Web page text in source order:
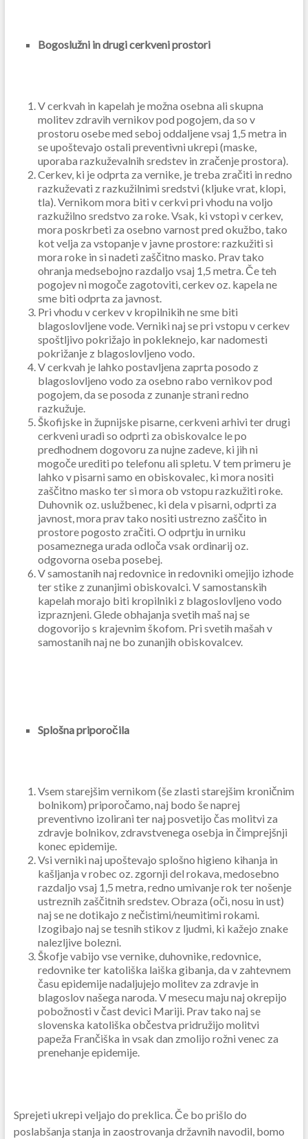
Bogoslužni in drugi cerkveni prostori
V cerkvah in kapelah je možna osebna ali skupna
molitev zdravih vernikov pod pogojem, da so v
prostoru osebe med seboj oddaljene vsaj 1,5 metra in
se upoštevajo ostali preventivni ukrepi (maske,
uporaba razkuževalnih sredstev in zračenje prostora).
Cerkev, ki je odprta za vernike, je treba zračiti in redno
razkuževati z razkužilnimi sredstvi (kljuke vrat, klopi,
tla). Vernikom mora biti v cerkvi pri vhodu na voljo
razkužilno sredstvo za roke. Vsak, ki vstopi v cerkev,
mora poskrbeti za osebno varnost pred okužbo, tako
kot velja za vstopanje v javne prostore: razkužiti si
mora roke in si nadeti zaščitno masko. Prav tako
ohranja medsebojno razdaljo vsaj 1,5 metra. Če teh
pogojev ni mogoče zagotoviti, cerkev oz. kapela ne
sme biti odprta za javnost.
Pri vhodu v cerkev v kropilnikih ne sme biti
blagoslovljene vode. Verniki naj se pri vstopu v cerkev
spoštljivo pokrižajo in pokleknejo, kar nadomesti
pokrižanje z blagoslovljeno vodo.
V cerkvah je lahko postavljena zaprta posodo z
blagoslovljeno vodo za osebno rabo vernikov pod
pogojem, da se posoda z zunanje strani redno
razkužuje.
Škofijske in župnijske pisarne, cerkveni arhivi ter drugi
cerkveni uradi so odprti za obiskovalce le po
predhodnem dogovoru za nujne zadeve, ki jih ni
mogoče urediti po telefonu ali spletu. V tem primeru je
lahko v pisarni samo en obiskovalec, ki mora nositi
zaščitno masko ter si mora ob vstopu razkužiti roke.
Duhovnik oz. uslužbenec, ki dela v pisarni, odprti za
javnost, mora prav tako nositi ustrezno zaščito in
prostore pogosto zračiti. O odprtju in urniku
posameznega urada odloča vsak ordinarij oz.
odgovorna oseba posebej.
V samostanih naj redovnice in redovniki omejijo izhode
ter stike z zunanjimi obiskovalci. V samostanskih
kapelah morajo biti kropilniki z blagoslovljeno vodo
izpraznjeni. Glede obhajanja svetih maš naj se
dogovorijo s krajevnim škofom. Pri svetih mašah v
samostanih naj ne bo zunanjih obiskovalcev.
Splošna priporočila
Vsem starejšim vernikom (še zlasti starejšim kroničnim
bolnikom) priporočamo, naj bodo še naprej
preventivno izolirani ter naj posvetijo čas molitvi za
zdravje bolnikov, zdravstvenega osebja in čimprejšnji
konec epidemije.
Vsi verniki naj upoštevajo splošno higieno kihanja in
kašljanja v robec oz. zgornji del rokava, medosebno
razdaljo vsaj 1,5 metra, redno umivanje rok ter nošenje
ustreznih zaščitnih sredstev. Obraza (oči, nosu in ust)
naj se ne dotikajo z nečistimi/neumitimi rokami.
Izogibajo naj se tesnih stikov z ljudmi, ki kažejo znake
nalezljive bolezni.
Škofje vabijo vse vernike, duhovnike, redovnice,
redovnike ter katoliška laiška gibanja, da v zahtevnem
času epidemije nadaljujejo molitev za zdravje in
blagoslov našega naroda. V mesecu maju naj okrepijo
pobožnosti v čast devici Mariji. Prav tako naj se
slovenska katoliška občestva pridružijo molitvi
papeža Frančiška in vsak dan zmolijo rožni venec za
prenehanje epidemije.
Sprejeti ukrepi veljajo do preklica. Če bo prišlo do
poslabšanja stanja in zaostrovanja državnih navodil, bomo